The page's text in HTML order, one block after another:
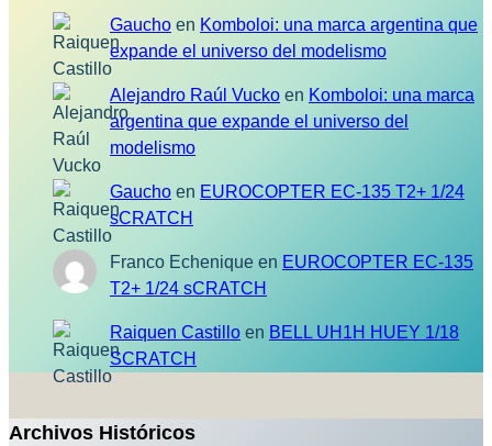
Gaucho en Komboloi: una marca argentina que
expande el universo del modelismo
Alejandro Raúl Vucko en Komboloi: una marca
argentina que expande el universo del
modelismo
Gaucho en EUROCOPTER EC-135 T2+ 1/24
sCRATCH
Franco Echenique en EUROCOPTER EC-135
T2+ 1/24 sCRATCH
Raiquen Castillo en BELL UH1H HUEY 1/18
SCRATCH
Archivos Históricos